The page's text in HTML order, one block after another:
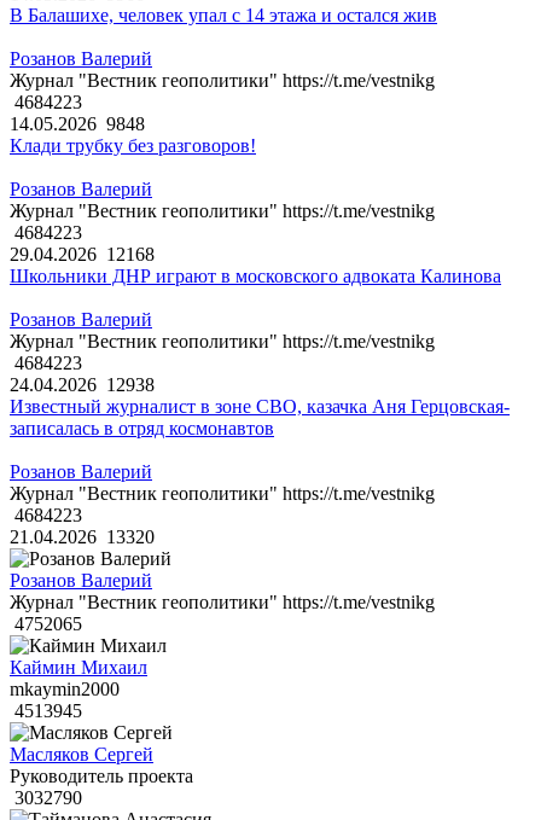
В Балашихе, человек упал с 14 этажа и остался жив
Розанов Валерий
Журнал "Вестник геополитики" https://t.me/vestnikg
4684223
14.05.2026 9848
Клади трубку без разговоров!
Розанов Валерий
Журнал "Вестник геополитики" https://t.me/vestnikg
4684223
29.04.2026 12168
Школьники ДНР играют в московского адвоката Калинова
Розанов Валерий
Журнал "Вестник геополитики" https://t.me/vestnikg
4684223
24.04.2026 12938
Известный журналист в зоне СВО, казачка Аня Герцовская-
записалась в отряд космонавтов
Розанов Валерий
Журнал "Вестник геополитики" https://t.me/vestnikg
4684223
21.04.2026 13320
Розанов Валерий
Журнал "Вестник геополитики" https://t.me/vestnikg
4752065
Каймин Михаил
mkaymin2000
4513945
Масляков Сергей
Руководитель проекта
3032790